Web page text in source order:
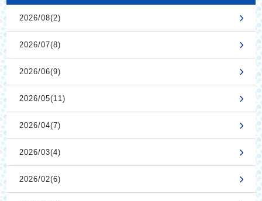
2026/08(2)
2026/07(8)
2026/06(9)
2026/05(11)
2026/04(7)
2026/03(4)
2026/02(6)